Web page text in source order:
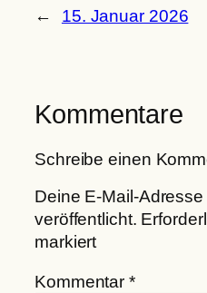
← 15. Januar 2026
Kommentare
Schreibe einen
Deine E-Mail-
veröffentlicht.
markiert
Kommentar*